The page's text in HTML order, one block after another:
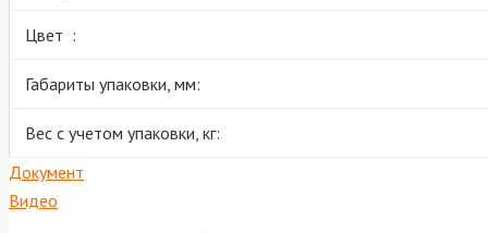
Цвет :
Габариты упаковки, мм:
Вес с учетом упаковки, кг:
Документ
Видео